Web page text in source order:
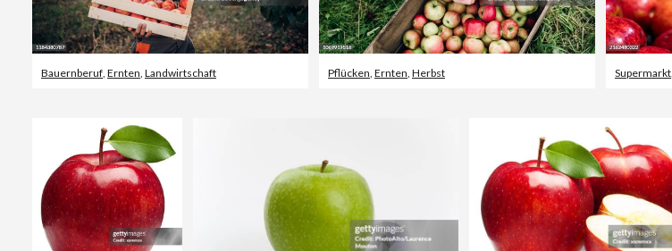
Bauernberuf Ernten Landwirtschaft Pflücken Ernten Herbst Supermarkt